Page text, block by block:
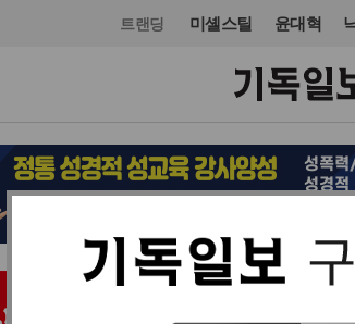
트랜딩 미셸스틸 윤대혁